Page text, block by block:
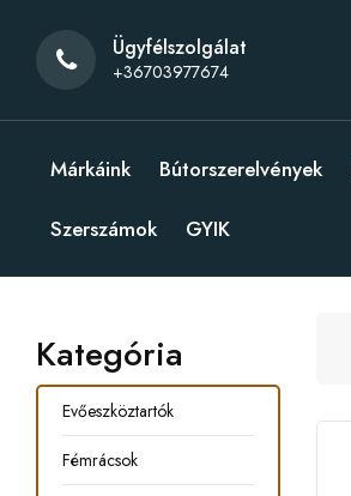
Ügyfélszolgálat
+36703977674
Márkáink Bútorszerelvények
Szerszámok GYIK
Kategória
Evőeszköztartók
Fémrácsok